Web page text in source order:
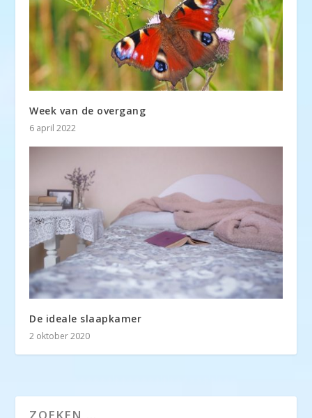
Week van de overgang
6 april 2022
De ideale slaapkamer
2 oktober 2020